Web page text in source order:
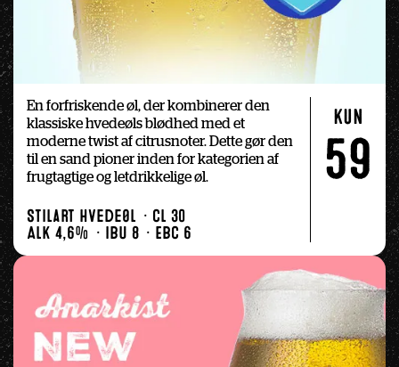
En forfriskende øl, der kombinerer den
klassiske hvedeøls blødhed med et
moderne twist af citrusnoter. Dette gør den
til en sand pioner inden for kategorien af
frugtagtige og letdrikkelige øl.
Stilart Hvedeøl
Cl 30
Alk 4,6%
IBU 8 EBC 6
kun
59